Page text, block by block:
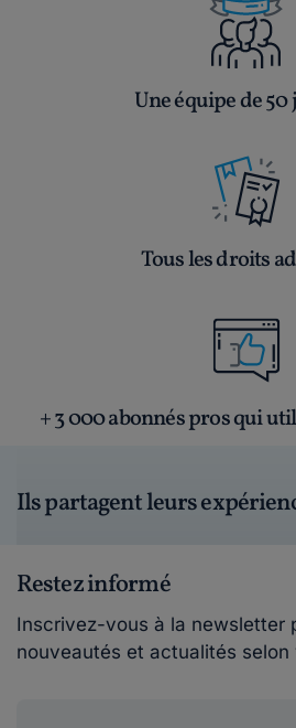
Une équipe de
Tous les droits
+ 3 000 abonnés pros qui
Ils partagent leurs
Restez informé
Inscrivez-vous à la newsletter
nouveautés et actualités selon